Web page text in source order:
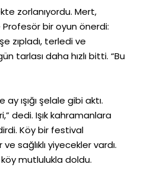
zorlanıyordu. Mert,
bir oyun önerdi:
zıpladı, terledi ve
tarlası daha hızlı bitti. “Bu
ay ışığı şelale gibi aktı.
dedi. Işık kahramanlara
Köy bir festival
sağlıklı yiyecekler vardı.
mutlulukla doldu.